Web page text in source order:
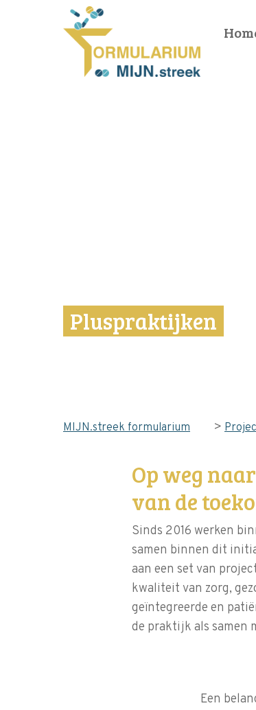
Pluspraktijken
MIJN.streek formularium >
Op weg
van de
Sinds 2016 werken
samen binnen dit
aan een set van
kwaliteit van zorg,
geïntegreerde en
de praktijk als samen
Een